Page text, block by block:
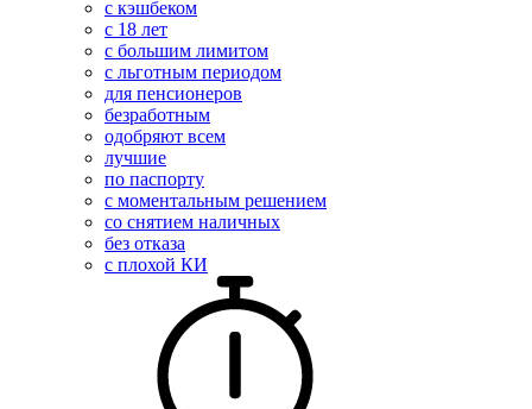
с кэшбеком
с 18 лет
с большим лимитом
с льготным периодом
для пенсионеров
безработным
одобряют всем
лучшие
по паспорту
с моментальным решением
со снятием наличных
без отказа
с плохой КИ